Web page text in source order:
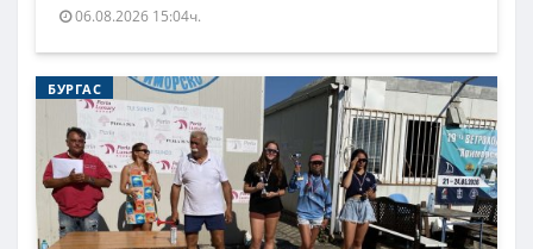
06.08.2026 15:04ч.
БУРГАС